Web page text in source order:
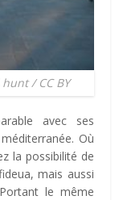
/ CC BY
avec ses
Où
la possibilité de
mais aussi
le même